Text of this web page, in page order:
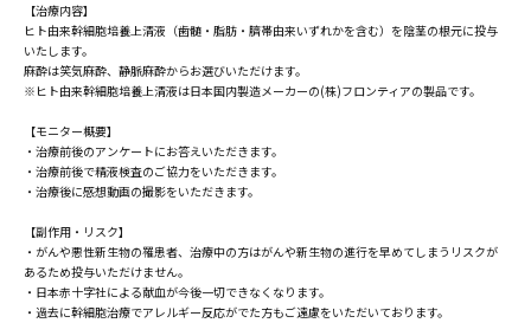
【治療内容】
ヒト由来幹細胞培養上清液（歯髄・脂肪・臍帯由来いずれかを含む）を陰茎の根元に投与
いたします。
麻酔は笑気麻酔、静脈麻酔からお選びいただけます。
※ヒト由来幹細胞培養上清液は日本国内製造メーカーの(株)フロンティアの製品です。
【モニター概要】
・治療前後のアンケートにお答えいただきます。
・治療前後で精液検査のご協力をいただきます。
・治療後に感想動画の撮影をいただきます。
【副作用・リスク】
・がんや悪性新生物の罹患者、治療中の方はがんや新生物の進行を早めてしまうリスクが
あるため投与いただけません。
・日本赤十字社による献血が今後一切できなくなります。
・過去に幹細胞治療でアレルギー反応がでた方もご遠慮をいただいております。